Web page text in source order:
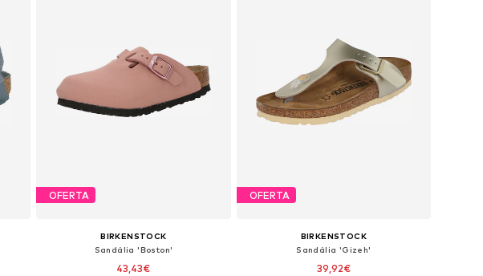
OFERTA
BIRKENSTOCK
Sandália 'Boston'
43,43€
OFERTA
BIRKENSTOCK
Sandália 'Gizeh'
39,92€